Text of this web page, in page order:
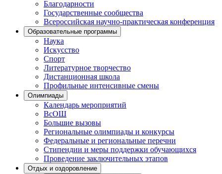
Благодарности
Государственные сообщества
Всероссийская научно-практическая конференция
Образовательные программы
Наука
Искусство
Спорт
Литературное творчество
Дистанционная школа
Профильные интенсивные смены
Олимпиады
Календарь мероприятий
ВсОШ
Большие вызовы
Региональные олимпиады и конкурсы
Федеральные и региональные перечни
Стипендии и меры поддержки обучающихся
Проведение заключительных этапов
Отдых и оздоровление